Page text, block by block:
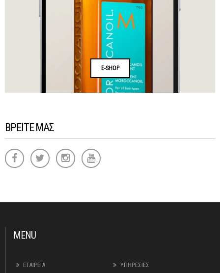
E-SHOP
ΒΡΕΙΤΕ ΜΑΣ
MENU
ΕΤΑΙΡΕΙΑ ΥΠΗΡΕΣΙΕΣ